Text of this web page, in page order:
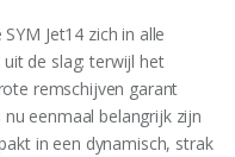
Jet14 zich in alle
de slag: terwijl het
remschijven garant
eenmaal belangrijk zijn
in een dynamisch, strak